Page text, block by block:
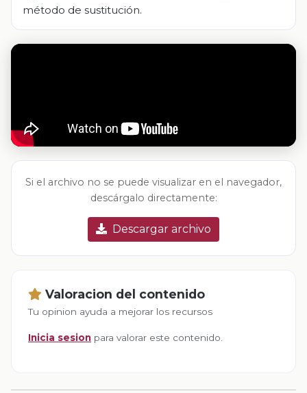
método de sustitución.
Si el archivo no se puede visualizar en el navegador,
descárgalo directamente:
Descargar archivo
Valoracion del contenido
Tu opinion ayuda a mejorar los recursos
Inicia sesion para valorar este contenido.